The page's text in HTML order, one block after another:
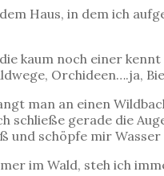
Haus, in dem ich
kaum noch einer
Orchideen….ja,
man an einen
schließe gerade die
und schöpfe mir
im Wald, steh ich